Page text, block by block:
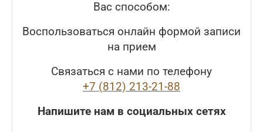
Вас способом:
Воспользоваться онлайн формой записи
на прием
Связаться с нами по телефону
+7 (812) 213-21-88
Напишите нам в социальных сетях